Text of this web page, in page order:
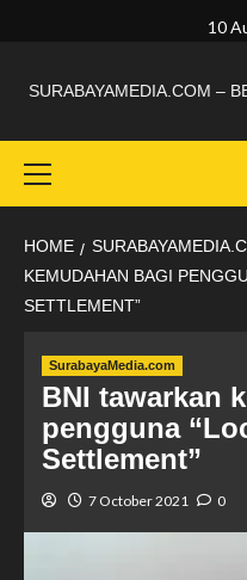
10
SURABAYAMEDIA.COM –
HOME
KEMUDAHAN BAGI
SETTLEMENT”
SurabayaMedia.com
BNI tawarkan
pengguna
Settlement”
7 October 2021 0